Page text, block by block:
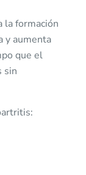
la formación
y aumenta
que el
sin